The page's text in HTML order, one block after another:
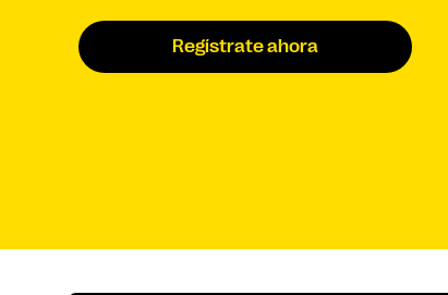
Regístrate ahora